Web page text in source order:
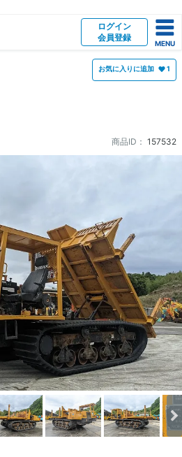
ログイン
会員登録
お気に入りに追加 1
商品ID： 157532